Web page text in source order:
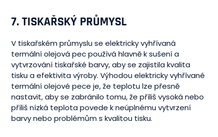
7.TISKAŘSKÝ PRŮMYSL
V tiskařském průmyslu se elektricky vyhřívaná
termální olejová pec používá hlavně k sušení a
vytvrzování tiskařské barvy, aby se zajistila kvalita
tisku a efektivita výroby. Výhodou elektricky vyhřívané
termální olejové pece je, že teplotu lze přesně
nastavit, aby se zabránilo tomu, že příliš vysoká nebo
příliš nízká teplota povede k neúplnému vytvrzení
barvy nebo problémům s kvalitou tisku.